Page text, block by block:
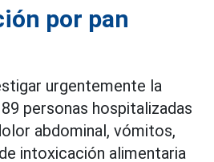
por pan
urgentemente la
personas hospitalizadas
abdominal, vómitos,
intoxicación alimentaria